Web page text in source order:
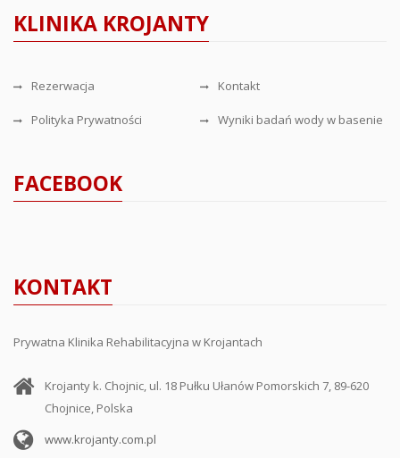
KLINIKA KROJANTY
Rezerwacja Kontakt
Polityka Prywatności Wyniki badań wody w basenie
FACEBOOK
KONTAKT
Prywatna Klinika Rehabilitacyjna w Krojantach
Krojanty k. Chojnic, ul. 18 Pułku Ułanów Pomorskich 7, 89-620
Chojnice, Polska
www.krojanty.com.pl